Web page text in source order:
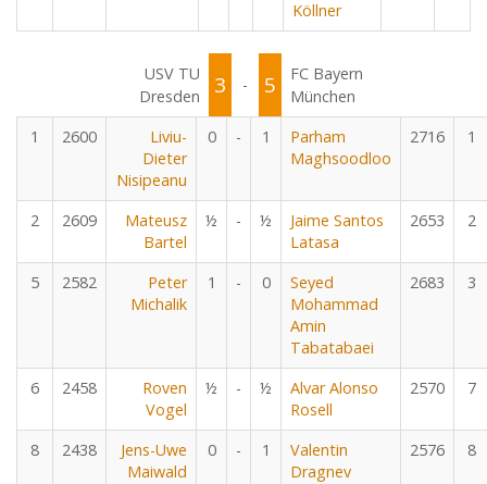
Köllner
USV TU
Dresden
3 - 5
FC Bayern
München
1
2600
Liviu-
Dieter
Nisipeanu
0 - 1
Parham
Maghsoodloo
2716 1
2 2609
Mateusz
Bartel
½ - ½
Jaime Santos
Latasa
2653 2
5 2582
Peter
Michalik
1 - 0
Seyed
Mohammad
Amin
Tabatabaei
2683 3
6 2458
Roven
Vogel
½ - ½
Alvar Alonso
Rosell
2570 7
8 2438
Jens-Uwe
Maiwald
0 - 1
Valentin
Dragnev
2576 8